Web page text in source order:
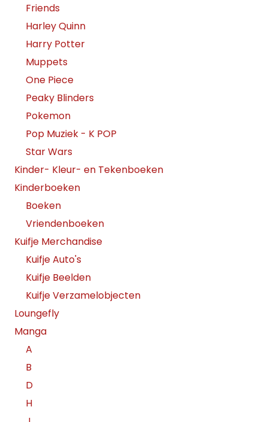
Friends
Harley Quinn
Harry Potter
Muppets
One Piece
Peaky Blinders
Pokemon
Pop Muziek - K POP
Star Wars
Kinder- Kleur- en Tekenboeken
Kinderboeken
Boeken
Vriendenboeken
Kuifje Merchandise
Kuifje Auto's
Kuifje Beelden
Kuifje Verzamelobjecten
Loungefly
Manga
A
B
D
H